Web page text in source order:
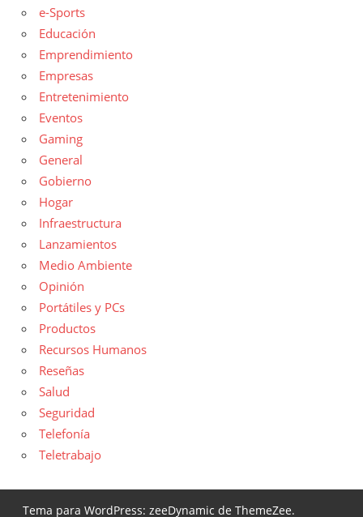
e-Sports
Educación
Emprendimiento
Empresas
Entretenimiento
Eventos
Gaming
General
Gobierno
Hogar
Infraestructura
Lanzamientos
Medio Ambiente
Opinión
Portátiles y PCs
Productos
Recursos Humanos
Reseñas
Salud
Seguridad
Telefonía
Teletrabajo
Tema para WordPress: zeeDynamic de ThemeZee.